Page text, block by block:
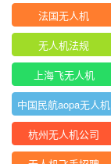
法国无人机
无人机法规
上海飞无人机
中国民航aopa无人机
驾驶员合格证
杭州无人机公司